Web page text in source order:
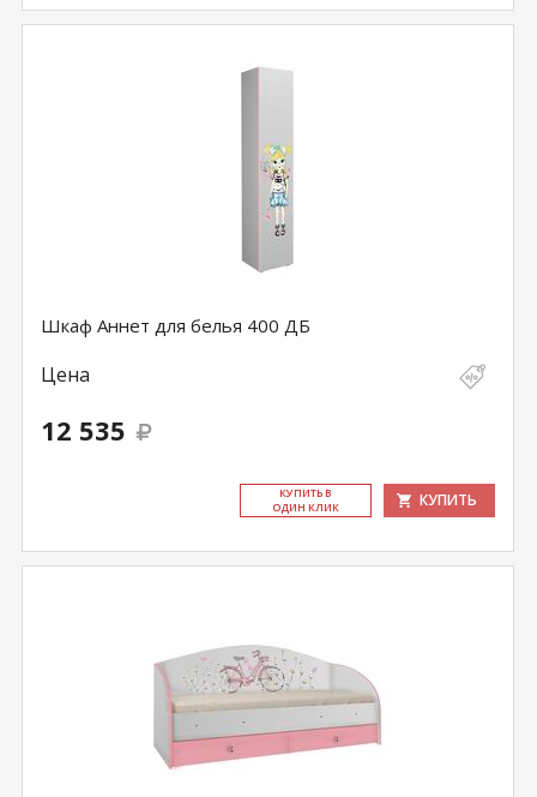
Шкаф Аннет для белья 400 ДБ
Цена
12 535
КУ­ПИТЬ В
ОДИН КЛИК
КУПИТЬ